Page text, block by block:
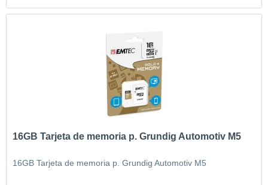
16GB Tarjeta de memoria p. Grundig Automotiv M5
16GB Tarjeta de memoria p. Grundig Automotiv M5